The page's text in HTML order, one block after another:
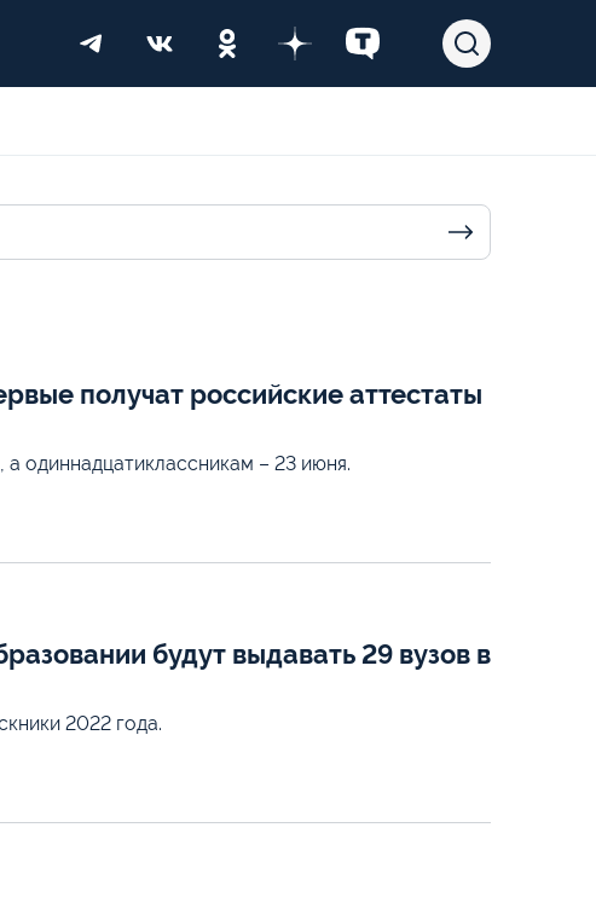
получат российские аттестаты
а одиннадцатиклассникам – 23 июня.
будут выдавать 29 вузов в
2022 года.